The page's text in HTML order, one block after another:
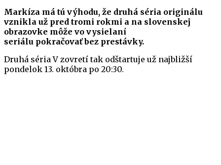
Markíza má tú výhodu, že druhá séria originálu
vznikla už pred tromi rokmi a na slovenskej
obrazovke môže vo vysielaní
seriálu pokračovaťbez prestávky.
Druhá séria V zovretí tak odštartuje už najbližší
pondelok 13. októbra po 20:30.